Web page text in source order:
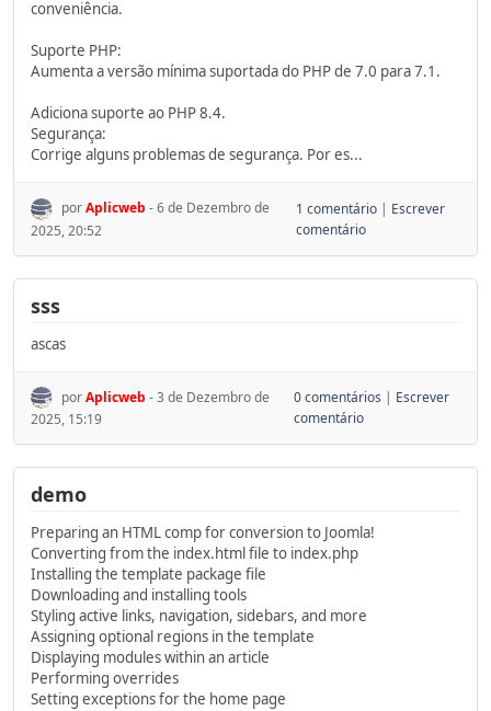
conveniência.
Suporte PHP:
Aumenta a versão mínima suportada do PHP de 7.0 para 7.1.
Adiciona suporte ao PHP 8.4.
Segurança:
Corrige alguns problemas de segurança. Por es...
porAplicweb - 6 de Dezembro de
2025, 20:52
1 comentário | Escrever
comentário
sss
ascas
porAplicweb - 3 de Dezembro de
2025, 15:19
0 comentários
Escrever
comentário
demo
Preparing an HTML comp for conversion to Joomla!
Converting from the index.html file to index.php
Installing the template package file
Downloading and installing tools
Styling active links, navigation, sidebars, and more
Assigning optional regions in the template
Displaying modules within an article
Performing overrides
Setting exceptions for the home page